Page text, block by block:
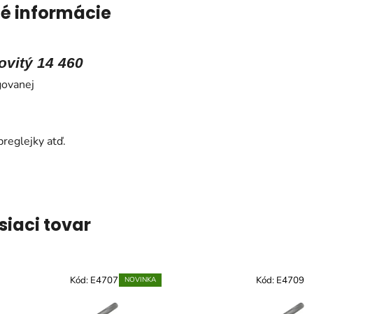
informácie
14 460
atď.
tovar
Kód: E4707 NOVINKA Kód: E4709